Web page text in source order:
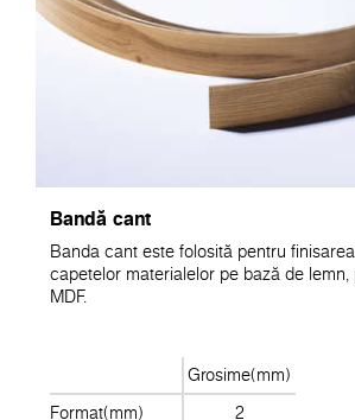
Bandă cant
Banda cant este folosită pentru
capetelor materialelor pe bază de lemn,
MDF.
Grosime(mm)
Format(mm)
2